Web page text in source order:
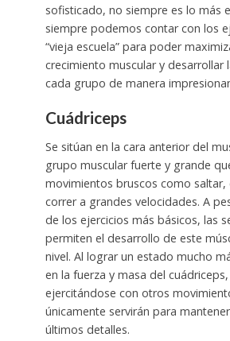
sofisticado, no siempre es lo más
siempre podemos contar con los
“vieja escuela” para poder
crecimiento muscular y desarrollar
cada grupo de manera
Cuádriceps
Se sitúan en la cara anterior del
grupo muscular fuerte y grande
movimientos bruscos como saltar,
correr a grandes velocidades. A
de los ejercicios más básicos, las
permiten el desarrollo de este
nivel. Al lograr un estado mucho
en la fuerza y masa del
ejercitándose con otros
únicamente servirán para
últimos detalles.